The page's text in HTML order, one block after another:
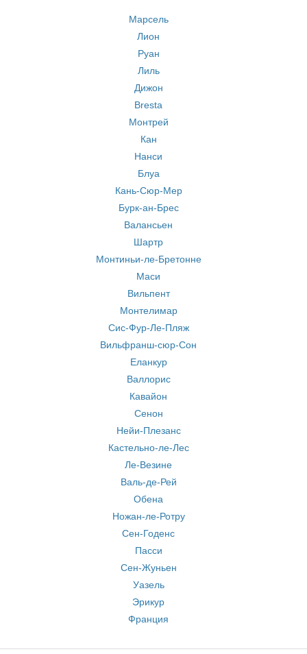
Марсель
Лион
Руан
Лиль
Дижон
Bresta
Монтрей
Кан
Нанси
Блуа
Кань-Сюр-Мер
Бурк-ан-Брес
Валансьен
Шартр
Монтиньи-ле-Бретонне
Маси
Вильпент
Монтелимар
Сис-Фур-Ле-Пляж
Вильфранш-сюр-Сон
Еланкур
Валлорис
Кавайон
Сенон
Нейи-Плезанс
Кастельно-ле-Лес
Ле-Везине
Валь-де-Рей
Обена
Ножан-ле-Ротру
Сен-Годенс
Пасси
Сен-Жуньен
Уазель
Эрикур
Франция